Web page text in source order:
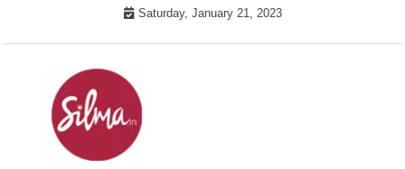
Saturday, January 21, 2023